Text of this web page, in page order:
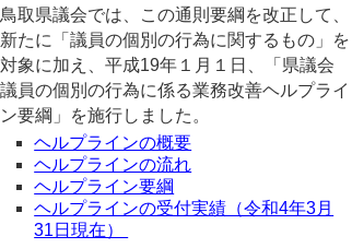
鳥取県議会では、この通則要綱を改正して、
新たに「議員の個別の行為に関するもの」を
対象に加え、平成19年１月１日、「県議会
議員の個別の行為に係る業務改善ヘルプライ
ン要綱」を施行しました。
ヘルプラインの概要
ヘルプラインの流れ
ヘルプライン要綱
ヘルプラインの受付実績（令和4年3月
31日現在）